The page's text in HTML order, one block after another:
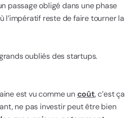
passage obligé dans une phase
l’impératif reste de faire tourner la
oubliés des startups.
est vu comme uncoût, c’est ça
ne pas investir peut être bien